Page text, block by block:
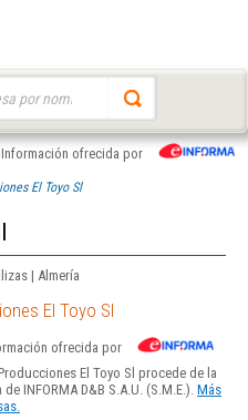
Información ofrecida por
El Toyo Sl
| Almería
El Toyo Sl
ofrecida por
El Toyo Sl procede de la
INFORMA D&B S.A.U. (S.M.E.). Más